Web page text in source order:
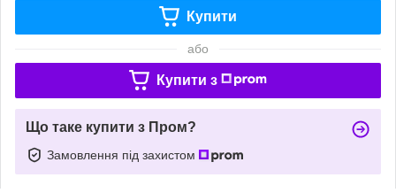
Купити
або
Купити з
Що таке купити з Пром?
Замовлення під захистом